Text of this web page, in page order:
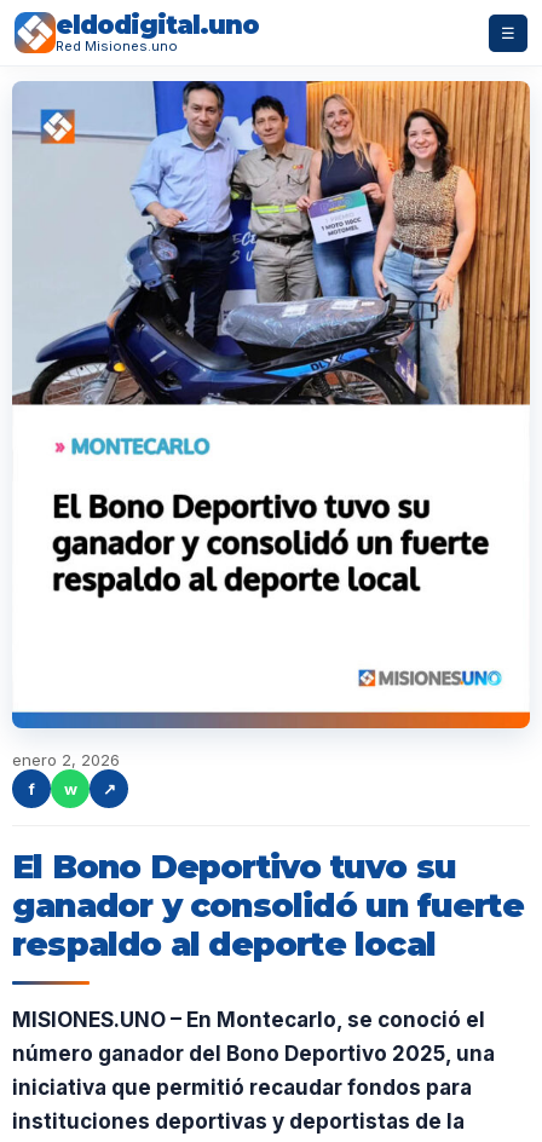
eldodigital.uno
Red Misiones.uno
☰
enero 2, 2026
f
w ↗
El Bono Deportivo tuvo su
ganador y consolidó un fuerte
respaldo al deporte local
MISIONES.UNO – En Montecarlo, se conoció el
número ganador del Bono Deportivo 2025, una
iniciativa que permitió recaudar fondos para
instituciones deportivas y deportistas de la